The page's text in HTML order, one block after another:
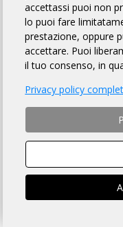
INFORMAZIONI
MAPPA
ISCRITTI
DISTANZA
194 km
TEMPO MASSIMO
accettassi puoi non
lo puoi fare
prestazione, oppure
accettare. Puoi
il tuo consenso, in
Privacy policy